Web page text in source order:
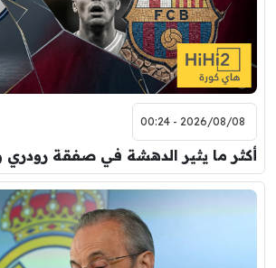
2026/08/08 - 00:24
أكثر ما يثير الدهشة في صفقة رودري